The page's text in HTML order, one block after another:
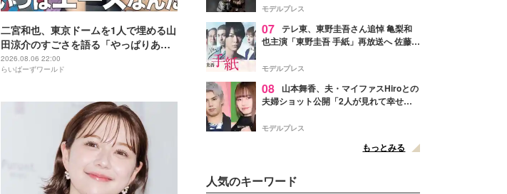
二宮和也、東京ドームを1人で埋める山
田涼介のすごさを語る「やっぱりあい
つはエース」
2026.08.06 22:00
らいばーずワールド
リリースへ
モデルプレス
07 テレ東、東野圭吾さん追悼 亀梨和
也主演「東野圭吾 手紙」再放送へ 佐藤隆
モデルプレス
08
山本舞香、夫・マイファスHiroとの
夫婦ショット公開「2人が見れて幸せ」
モデルプレス
もっとみる
人気のキーワード